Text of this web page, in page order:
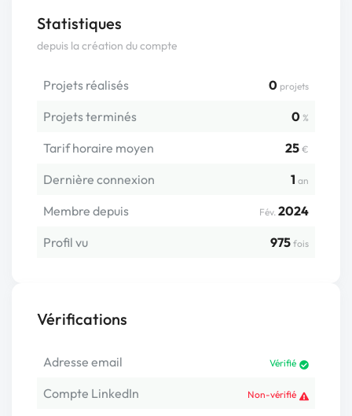
Statistiques
depuis la création du compte
Projets réalisés 0 projets
Projets terminés 0 %
Tarif horaire moyen 25 €
Dernière connexion 1 an
Membre depuis Fév. 2024
Profil vu
975 fois
Vérifications
Adresse email Vérifié
Compte LinkedIn Non-vérifié